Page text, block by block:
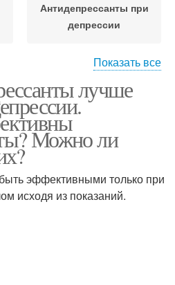
Антидепрессанты при
депрессии
Тревожные состояния
Показать все
лучше
Можно ли
эффективными только при
исходя из показаний.